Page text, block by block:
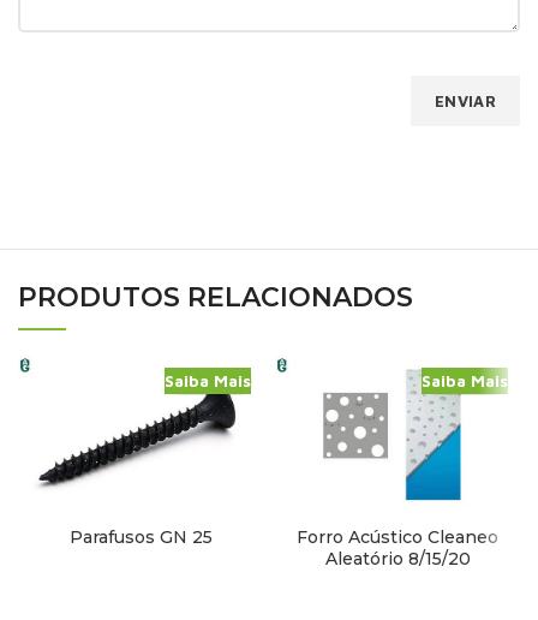
PRODUTOS RELACIONADOS
Parafusos GN 25
Saiba Mais
Forro Acústico Cleaneo
Aleatório 8/15/20
Saiba Mais